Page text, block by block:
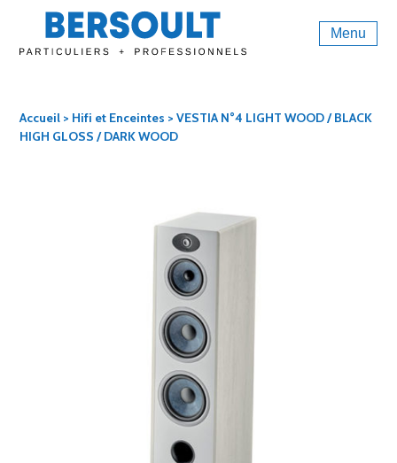
Menu
Accueil > Hifi et Enceintes > VESTIA N°4 LIGHT WOOD / BLACK
HIGH GLOSS / DARK WOOD